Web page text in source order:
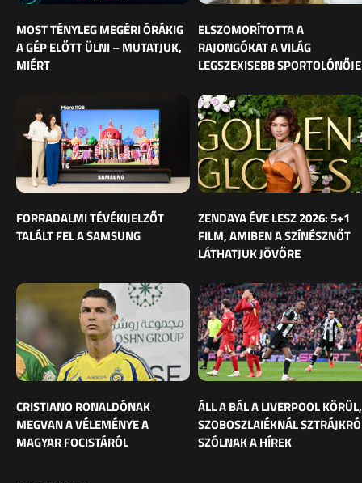
MOST TÉNYLEG MEGÉRI ÓRÁKIG
A GÉP ELŐTT ÜLNI – MUTATJUK,
MIÉRT
ELSZOMORÍTOTTA A
RAJONGÓKAT A VILÁG
LEGSZEXISEBB SPORTOLÓNŐJE
FORRADALMI TÉVÉKIJELZŐT
TALÁLT FEL A SAMSUNG
ZENDAYA ÉVE LESZ 2026: 5+1
FILM, AMIBEN A SZÍNÉSZNŐT
LÁTHATJUK JÖVŐRE
CRISTIANO RONALDÓNAK
MEGVAN A VÉLEMÉNYE A
MAGYAR FOCISTÁRÓL
ÁLL A BÁL A LIVERPOOL KÖRÜL,
SZOBOSZLAIÉKNÁL
SZÓLNAK A HÍREK